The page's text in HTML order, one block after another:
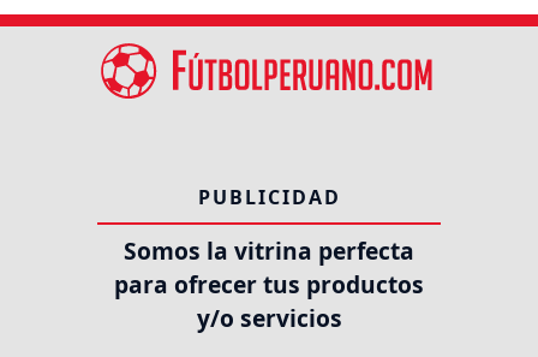
PUBLICIDAD
Somos la vitrina perfecta
para ofrecer tus productos
y/o servicios